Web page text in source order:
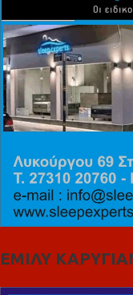
ΕΜΙΛΥ